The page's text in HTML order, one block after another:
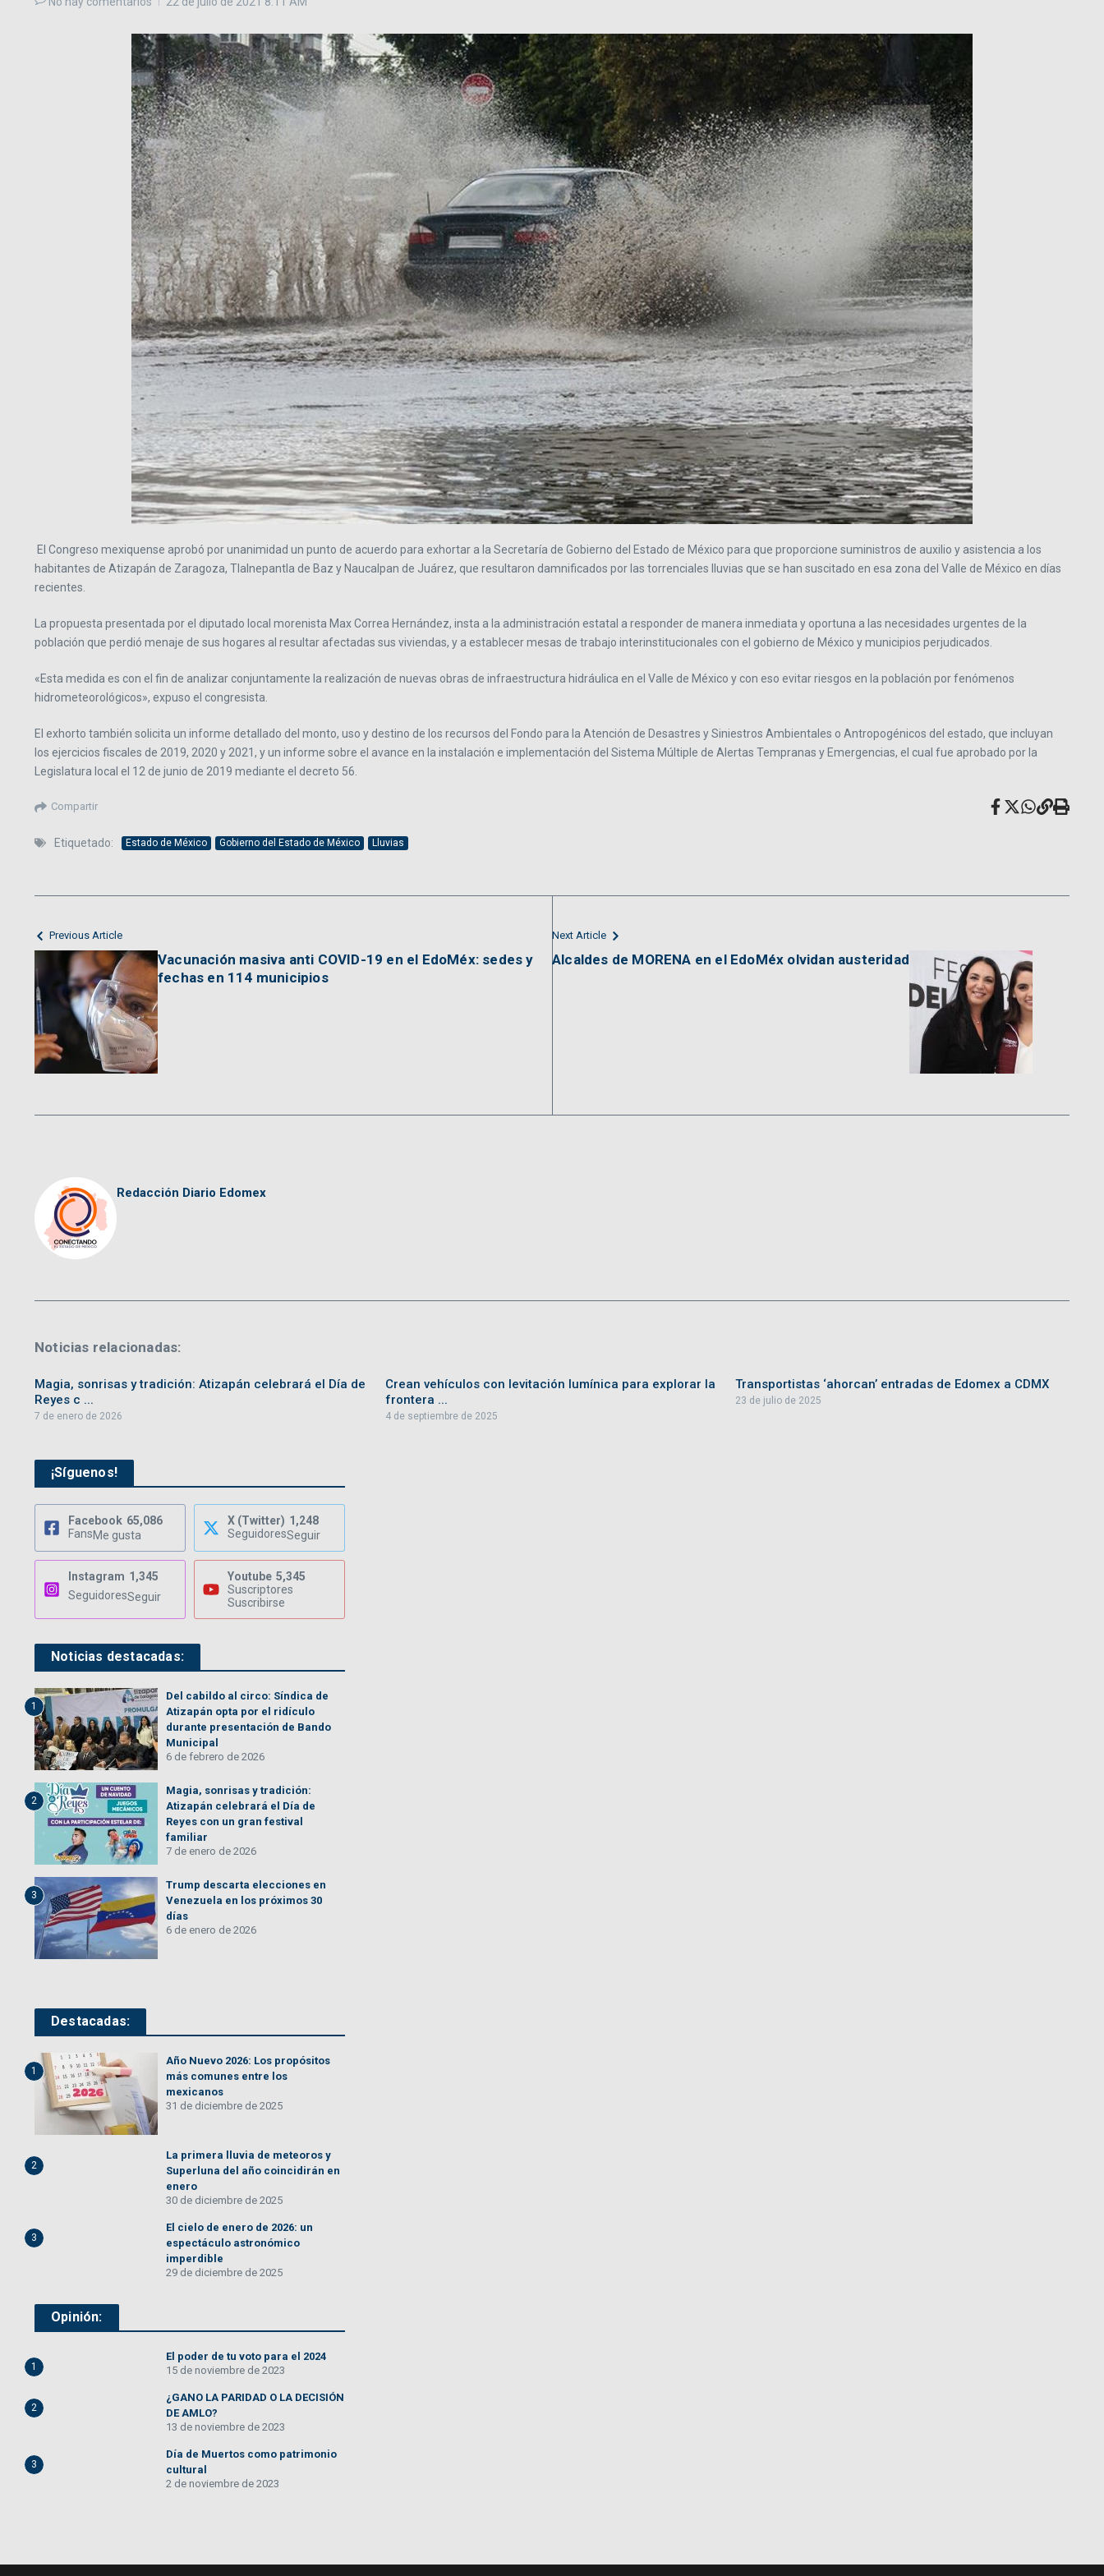
El Congreso mexiquense aprobó por unanimidad un punto de acuerdo para exhortar a la Secretaría de Gobierno del Estado de México para que proporcione suministros de auxilio y asistencia a los
habitantes de Atizapán de Zaragoza, Tlalnepantla de Baz y Naucalpan de Juárez, que resultaron damnificados por las torrenciales lluvias que se han suscitado en esa zona del Valle de México en días
recientes.
La propuesta presentada por el diputado local morenista Max Correa Hernández, insta a la administración estatal a responder de manera inmediata y oportuna a las necesidades urgentes de la
población que perdió menaje de sus hogares al resultar afectadas sus viviendas, y a establecer mesas de trabajo interinstitucionales con el gobierno de México y municipios perjudicados.
«Esta medida es con el fin de analizar conjuntamente la realización de nuevas obras de infraestructura hidráulica en el Valle de México y con eso evitar riesgos en la población por fenómenos
hidrometeorológicos», expuso el congresista.
El exhorto también solicita un informe detallado del monto, uso y destino de los recursos del Fondo para la Atención de Desastres y Siniestros Ambientales o Antropogénicos del estado, que incluyan
los ejercicios fiscales de 2019, 2020 y 2021, y un informe sobre el avance en la instalación e implementación del Sistema Múltiple de Alertas Tempranas y Emergencias, el cual fue aprobado por la
Legislatura local el 12 de junio de 2019 mediante el decreto 56.
Compartir
Etiquetado: Estado de México Gobierno del Estado de México Lluvias
Previous Article
Vacunación masiva anti COVID-19 en el EdoMéx: sedes y
fechas en 114 municipios
Next Article
Alcaldes de MORENA en el EdoMéx olvidan austeridad
Redacción Diario Edomex
Noticias relacionadas:
Magia, sonrisas y tradición: Atizapán celebrará el Día de
Reyes c ...
7 de enero de 2026
Crean vehículos con levitación lumínica para explorar la
frontera ...
4 de septiembre de 2025
Transportistas ‘ahorcan’ entradas de Edomex a CDMX
23 de julio de 2025
¡Síguenos!
Facebook 65,086
FansMe gusta
X (Twitter) 1,248
SeguidoresSeguir
Instagram 1,345
SeguidoresSeguir
Youtube 5,345
Suscriptores
Suscribirse
Noticias destacadas:
1
Del cabildo al circo: Síndica de
Atizapán opta por el ridículo
durante presentación de Bando
Municipal
6 de febrero de 2026
2
Magia, sonrisas y tradición:
Atizapán celebrará el Día de
Reyes con un gran festival
familiar
7 de enero de 2026
3
Trump descarta elecciones en
Venezuela en los próximos 30
días
6 de enero de 2026
Destacadas:
1
Año Nuevo 2026: Los propósitos
más comunes entre los
mexicanos
31 de diciembre de 2025
2
La primera lluvia de meteoros y
Superluna del año coincidirán en
enero
30 de diciembre de 2025
3
El cielo de enero de 2026: un
espectáculo astronómico
imperdible
29 de diciembre de 2025
Opinión:
1
El poder de tu voto para el 2024
15 de noviembre de 2023
2
¿GANO LA PARIDAD O LA DECISIÓN
DE AMLO?
13 de noviembre de 2023
3
Día de Muertos como patrimonio
cultural
2 de noviembre de 2023